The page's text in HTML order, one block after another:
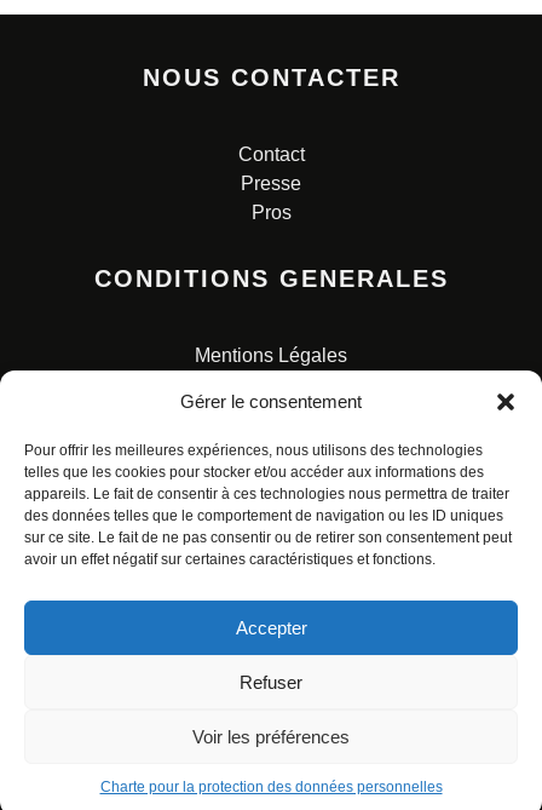
Gérer le consentement
Pour offrir les meilleures expériences, nous utilisons des technologies
telles que les cookies pour stocker et/ou accéder aux informations des
appareils. Le fait de consentir à ces technologies nous permettra de traiter
des données telles que le comportement de navigation ou les ID uniques
sur ce site. Le fait de ne pas consentir ou de retirer son consentement peut
avoir un effet négatif sur certaines caractéristiques et fonctions.
Accepter
Refuser
Voir les préférences
Charte pour la protection des données personnelles
NOUS CONTACTER
Contact
Presse
Pros
CONDITIONS GENERALES
Mentions Légales
Charte pour la protection des données personnelles
© ALL RIGHTS RESERVED. URBAN COMICS POUR LES